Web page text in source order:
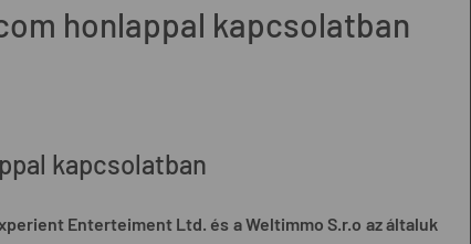
honlappal kapcsolatban
kapcsolatban
Enterteiment Ltd. és a Weltimmo S.r.o az általuk